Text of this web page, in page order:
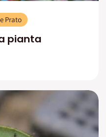
Prato
pianta